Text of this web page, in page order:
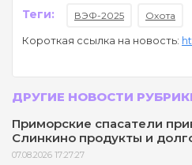
Теги: ВЭФ-2025 Охота
Короткая ссылка на новость:
ДРУГИЕ НОВОСТИ
Приморские спасатели
Слинкино продукты и
07.08.2026 17:27:27